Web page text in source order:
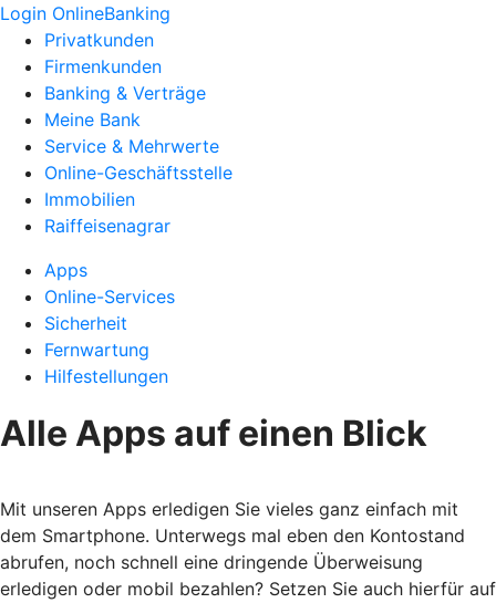
Login OnlineBanking
Privatkunden
Firmenkunden
Banking & Verträge
Meine Bank
Service & Mehrwerte
Online-Geschäftsstelle
Immobilien
Raiffeisenagrar
Apps
Online-Services
Sicherheit
Fernwartung
Hilfestellungen
Alle Apps auf einen Blick
Mit unseren Apps erledigen Sie vieles ganz einfach mit
dem Smartphone. Unterwegs mal eben den Kontostand
abrufen, noch schnell eine dringende Überweisung
erledigen oder mobil bezahlen? Setzen Sie auch hierfür auf